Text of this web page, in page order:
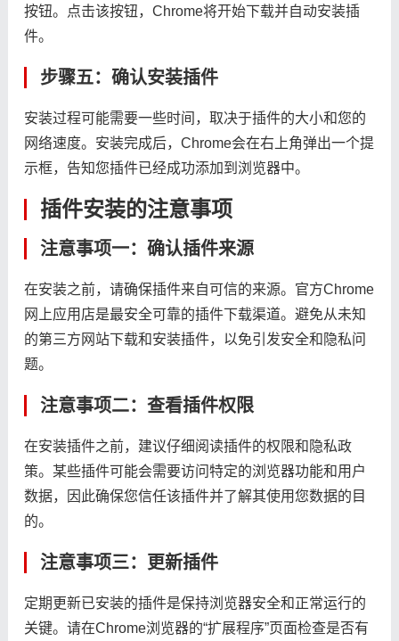
按钮。点击该按钮，Chrome将开始下载并自动安装插
件。
步骤五：确认安装插件
安装过程可能需要一些时间，取决于插件的大小和您的
网络速度。安装完成后，Chrome会在右上角弹出一个提
示框，告知您插件已经成功添加到浏览器中。
插件安装的注意事项
注意事项一：确认插件来源
在安装之前，请确保插件来自可信的来源。官方Chrome
网上应用店是最安全可靠的插件下载渠道。避免从未知
的第三方网站下载和安装插件，以免引发安全和隐私问
题。
注意事项二：查看插件权限
在安装插件之前，建议仔细阅读插件的权限和隐私政
策。某些插件可能会需要访问特定的浏览器功能和用户
数据，因此确保您信任该插件并了解其使用您数据的目
的。
注意事项三：更新插件
定期更新已安装的插件是保持浏览器安全和正常运行的
关键。请在Chrome浏览器的“扩展程序”页面检查是否有